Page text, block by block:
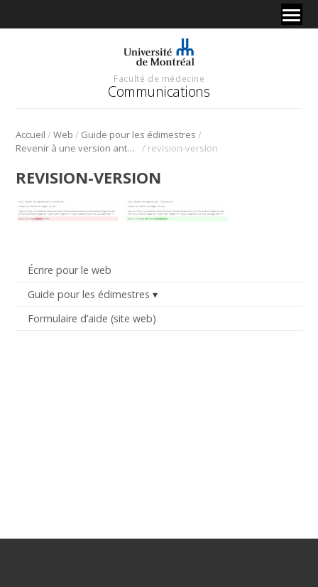
Faculté de médecine
Communications
Accueil /Web / Guide pour les édimestres /
Revenir à une version antérieure
/ revision-version
Écrire pour le web
Guide pour les édimestres
Formulaire d’aide (site web)
REVISION-VERSION